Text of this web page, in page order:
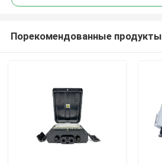
Порекомендованные продукты